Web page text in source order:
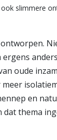
slimmere
oude
en
thema